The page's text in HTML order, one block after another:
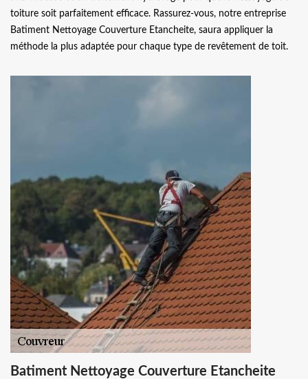
toiture soit parfaitement efficace. Rassurez-vous, notre entreprise
Batiment Nettoyage Couverture Etancheite, saura appliquer la
méthode la plus adaptée pour chaque type de revêtement de toit.
Batiment Nettoyage Couverture Etancheite